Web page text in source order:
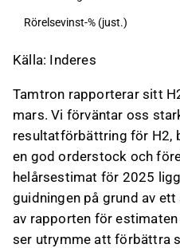
om det på Inderesforum
Rörelsevinst-% (just.)
Källa: Inderes
Tamtron rapporterar sitt
mars. Vi förväntar oss
resultatförbättring för H2,
en god orderstock och
helårsestimat för 2025
guidningen på grund av ett
av rapporten för
ser utrymme att förbättra